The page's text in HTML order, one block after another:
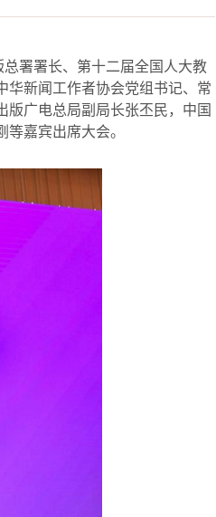
署署长、第十二届全国人大教
华新闻工作者协会党组书记、常
版广电总局副局长张丕民，中国
嘉宾出席大会。